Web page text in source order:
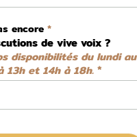
encore
de vive voix ?
disponibilités du lundi au
13h et 14h à 18h.